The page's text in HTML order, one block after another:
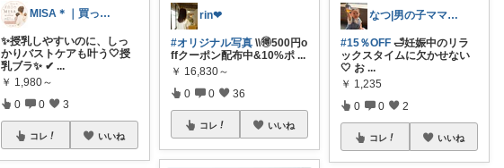
MISA＊｜買ってよかったもの
✨授乳しやすいのに、しっ
かりバストケアも叶う🤍授
乳ブラ✨ ✔ ...
￥ 1,980～
0 0 3
コレ いいね
rin❤︎
#オリジナル写真 \\🉐500円o
ffクーポン配布中&10%ポ ...
￥ 16,830～
0 0 36
コレ いいね
なつ|男の子ママ👩🏻
#15％OFF 🛁妊娠中のリラ
ックスタイムに欠かせない
🤍 お ...
￥ 1,235
0 0 2
コレ いいね